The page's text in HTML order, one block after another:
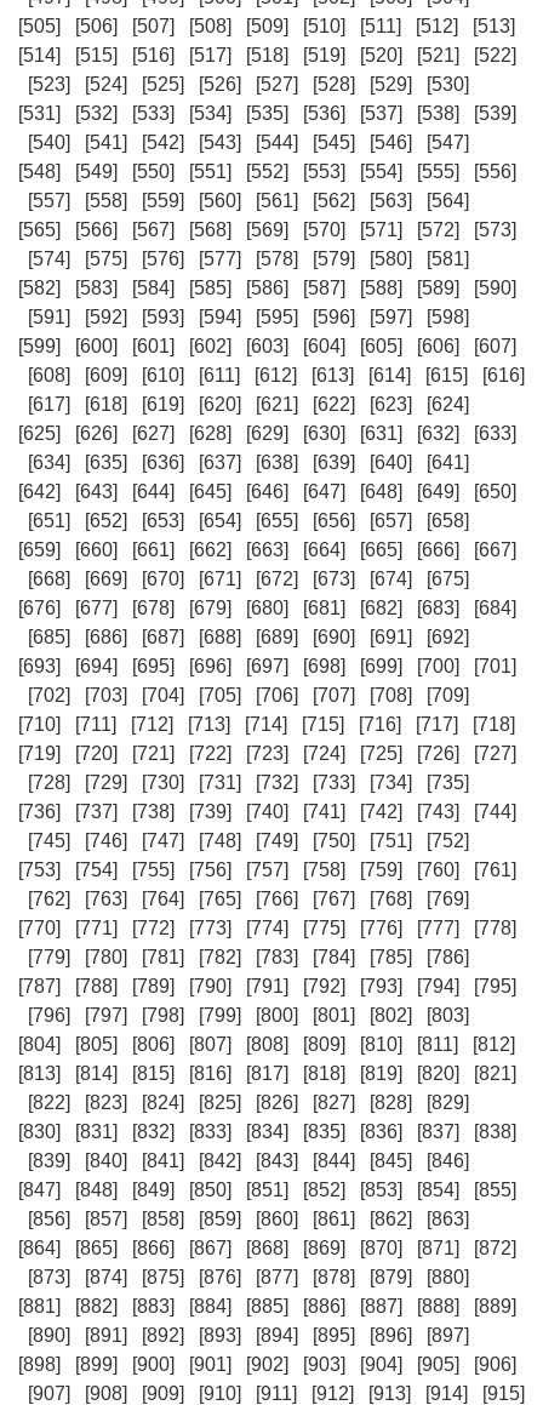
[505]
[506] [507] [508] [509] [510] [511] [512]
[513]
[514]
[515] [516] [517] [518] [519] [520] [521]
[522]
[523]
[524] [525] [526] [527] [528] [529]
[530]
[531]
[532] [533] [534] [535] [536] [537] [538]
[539]
[540]
[541] [542] [543] [544] [545] [546]
[547]
[548]
[549] [550] [551] [552] [553] [554] [555]
[556]
[557]
[558] [559] [560] [561] [562] [563]
[564]
[565]
[566] [567] [568] [569] [570] [571] [572]
[573]
[574]
[575] [576] [577] [578] [579] [580]
[581]
[582]
[583] [584] [585] [586] [587] [588] [589]
[590]
[591]
[592] [593] [594] [595] [596] [597]
[598]
[599]
[600] [601] [602] [603] [604] [605] [606]
[607]
[608]
[609] [610] [611] [612] [613] [614] [615]
[616]
[617]
[618] [619] [620] [621] [622] [623]
[624]
[625]
[626] [627] [628] [629] [630] [631] [632]
[633]
[634]
[635] [636] [637] [638] [639] [640]
[641]
[642]
[643] [644] [645] [646] [647] [648] [649]
[650]
[651]
[652] [653] [654] [655] [656] [657]
[658]
[659]
[660] [661] [662] [663] [664] [665] [666]
[667]
[668]
[669] [670] [671] [672] [673] [674]
[675]
[676]
[677] [678] [679] [680] [681] [682] [683]
[684]
[685]
[686] [687] [688] [689] [690] [691]
[692]
[693]
[694] [695] [696] [697] [698] [699] [700]
[701]
[702]
[703] [704] [705] [706] [707] [708]
[709]
[710]
[711] [712] [713] [714] [715] [716] [717]
[718]
[719]
[720] [721] [722] [723] [724] [725] [726]
[727]
[728]
[729] [730] [731] [732] [733] [734]
[735]
[736]
[737] [738] [739] [740] [741] [742] [743]
[744]
[745]
[746] [747] [748] [749] [750] [751]
[752]
[753]
[754] [755] [756] [757] [758] [759] [760]
[761]
[762]
[763] [764] [765] [766] [767] [768]
[769]
[770]
[771] [772] [773] [774] [775] [776] [777]
[778]
[779]
[780] [781] [782] [783] [784] [785]
[786]
[787]
[788] [789] [790] [791] [792] [793] [794]
[795]
[796]
[797] [798] [799] [800] [801] [802]
[803]
[804]
[805] [806] [807] [808] [809] [810] [811]
[812]
[813]
[814] [815] [816] [817] [818] [819] [820]
[821]
[822]
[823] [824] [825] [826] [827] [828]
[829]
[830]
[831] [832] [833] [834] [835] [836] [837]
[838]
[839]
[840] [841] [842] [843] [844] [845]
[846]
[847]
[848] [849] [850] [851] [852] [853] [854]
[855]
[856]
[857] [858] [859] [860] [861] [862]
[863]
[864]
[865] [866] [867] [868] [869] [870] [871]
[872]
[873]
[874] [875] [876] [877] [878] [879]
[880]
[881]
[882] [883] [884] [885] [886] [887] [888]
[889]
[890]
[891] [892] [893] [894] [895] [896]
[897]
[898]
[899] [900] [901] [902] [903] [904] [905]
[906]
[907]
[908] [909] [910] [911] [912] [913] [914] [915]